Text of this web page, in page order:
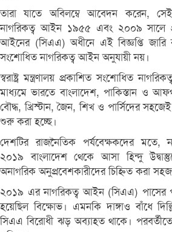
তারা যাতে অবিলম্বে আবেদন করেন, সেই
নাগরিকত্ব আইন ১৯৫৫ এবং ২০০৯ সালে
আইনের (সিএএ) অধীনে এই বিজ্ঞপ্তি
সংশোধিত নাগরিকত্ব আইন অনুযায়ী নয়।
স্বরাষ্ট্র মন্ত্রণালয় প্রকাশিত সংশোধিত
মাধ্যমে ভারতে বাংলাদেশ, পাকিস্তান ও
বৌদ্ধ, খ্রিস্টান, জৈন, শিখ ও পার্সিদের সহজেই
শুরু করা হচ্ছে।
দেশটির রাজনৈতিক পর্যবেক্ষকদের
২০১৯ বাংলাদেশ থেকে আসা হিন্দু
অনাগরিক অনুপ্রবেশকারীদের চিহ্নিত করা
২০১৯ এর নাগরিকত্ব আইন (সিএএ)
হয়েছিল বিক্ষোভ। এমনকি দাঙ্গাও বাঁধে
সিএএ বিরোধী ঝড় অব্যাহত থাকে।